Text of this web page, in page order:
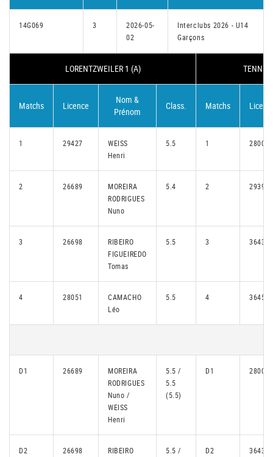
14G069 3
2026-05-
02
Interclubs 2026 - U14
Garçons
LORENTZWEILER 1 (A) TENNIS
Matchs Licence
Nom &
Prénom
Class. Matchs
1 29427
WEISS
Henri
5.5 1 28005
2 26689
MOREIRA
RODRIGUES
Nuno
5.4 2 29394
3 26698
RIBEIRO
FIGUEIREDO
Tomas
5.5 3 36434
4 28051
CAMACHO
Léo
5.5 4 36459
D1 26689
MOREIRA
RODRIGUES
Nuno /
WEISS
Henri
5.5 /
5.5
(5.5)
D1 28005
D2 26698
RIBEIRO
5.5 /
D2 36434